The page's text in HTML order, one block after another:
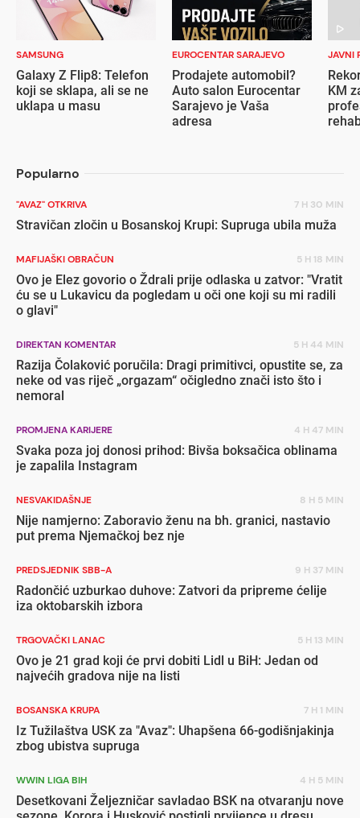
SAMSUNG
Galaxy Z Flip8: Telefon
koji se sklapa, ali se ne
uklapa u masu
EUROCENTAR SARAJEVO
Prodajete automobil?
Auto salon Eurocentar
Sarajevo je Vaša
adresa
JAVNI
KM
Popularno
"AVAZ" OTKRIVA 7 H 30 MIN
Stravičan zločin u Bosanskoj Krupi: Supruga ubila muža
MAFIJAŠKI OBRAČUN 5 H 18 MIN
Ovo je Elez govorio o Ždrali prije odlaska u zatvor: "Vratit
ću se u Lukavicu da pogledam u oči one koji su mi radili
o glavi"
DIREKTAN KOMENTAR 5 H 44 MIN
Razija Čolaković poručila: Dragi primitivci, opustite se, za
neke od vas riječ „orgazam“ očigledno znači isto što i
nemoral
PROMJENA KARIJERE 4 H 47 MIN
Svaka poza joj donosi prihod: Bivša boksačica oblinama
je zapalila Instagram
NESVAKIDAŠNJE 8 H 5 MIN
Nije namjerno: Zaboravio ženu na bh. granici, nastavio
put prema Njemačkoj bez nje
PREDSJEDNIK SBB-A 9 H 37 MIN
Radončić uzburkao duhove: Zatvori da pripreme ćelije
iza oktobarskih izbora
TRGOVAČKI LANAC 5 H 13 MIN
Ovo je 21 grad koji će prvi dobiti Lidl u BiH: Jedan od
najvećih gradova nije na listi
BOSANSKA KRUPA 7 H 1 MIN
Iz Tužilaštva USK za "Avaz": Uhapšena 66-godišnjakinja
zbog ubistva supruga
WWIN LIGA BIH 4 H 5 MIN
Desetkovani Željezničar savladao BSK na otvaranju nove